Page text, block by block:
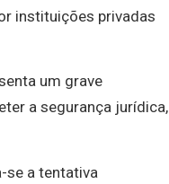
instituições privadas
um grave
a segurança jurídica,
se a tentativa